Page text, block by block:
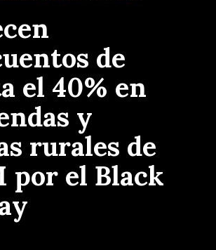
de
el 40% en
y
rurales de
por el Black